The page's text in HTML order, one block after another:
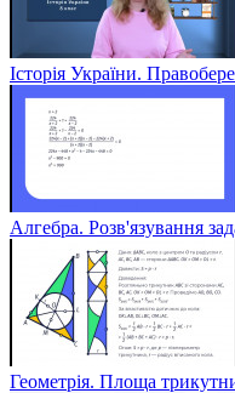
Історія України.
Алгебра. Розв'язування
Геометрія. Площа